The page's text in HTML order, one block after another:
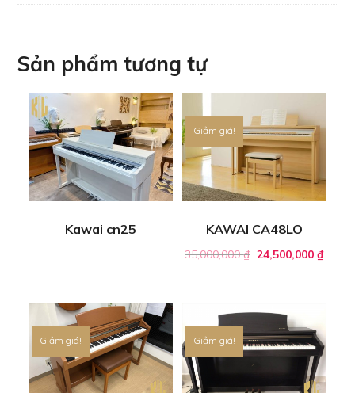
Sản phẩm tương tự
Kawai cn25
Giảm giá!
KAWAI CA48LO
35,000,000₫ 24,500,000₫
Giảm giá! Giảm giá!